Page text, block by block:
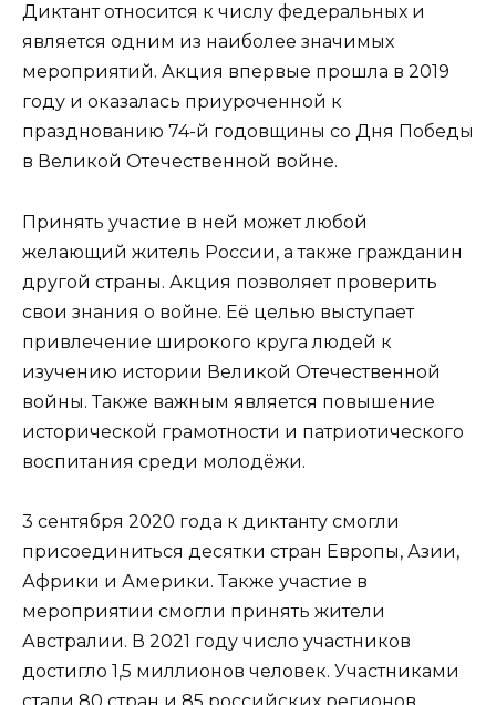
Диктант относится к числу федеральных и
является одним из наиболее значимых
мероприятий. Акция впервые прошла в 2019
году и оказалась приуроченной к
празднованию 74-й годовщины со Дня Победы
в Великой Отечественной войне.
Принять участие в ней может любой
желающий житель России, а также гражданин
другой страны. Акция позволяет проверить
свои знания о войне. Её целью выступает
привлечение широкого круга людей к
изучению истории Великой Отечественной
войны. Также важным является повышение
исторической грамотности и патриотического
воспитания среди молодёжи.
3 сентября 2020 года к диктанту смогли
присоединиться десятки стран Европы, Азии,
Африки и Америки. Также участие в
мероприятии смогли принять жители
Австралии. В 2021 году число участников
достигло 1,5 миллионов человек. Участниками
стали 80 стран и 85 российских регионов.